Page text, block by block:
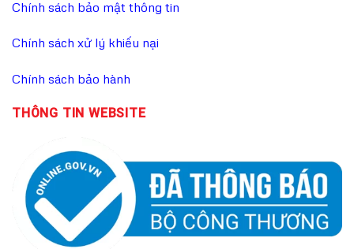
Chính sách bảo mật thông tin
Chính sách xử lý khiếu nại
Chính sách bảo hành
THÔNG TIN WEBSITE